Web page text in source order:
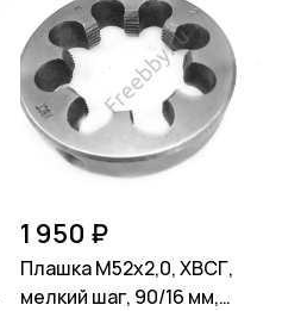
1 950 ₽
Плашка М52х2,0, ХВСГ,
мелкий шаг, 90/16 мм,